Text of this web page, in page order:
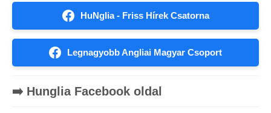
HuNglia - Friss Hírek Csatorna
Legnagyobb Angliai Magyar Csoport
➡️ Hunglia Facebook oldal